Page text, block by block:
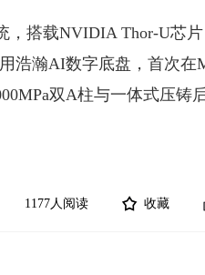
搭载NVIDIA Thor-U芯
浩瀚AI数字底盘，首次在
双A柱与一体式压铸
收藏
1177人阅读